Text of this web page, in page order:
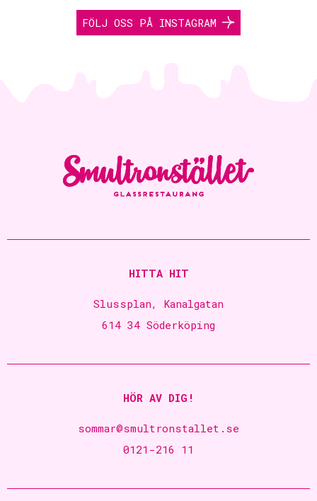
FÖLJ OSS PÅ INSTAGRAM
HITTA HIT
Slussplan, Kanalgatan
614 34 Söderköping
HÖR AV DIG!
sommar@smultronstallet.se
0121-216 11